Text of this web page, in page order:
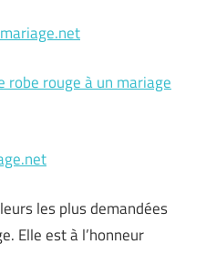
robe rouge à un mariage
les plus demandées
Elle est à l’honneur